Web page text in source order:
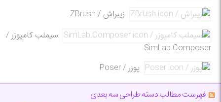
زیبراش / ZBrush
سیملب کامپوزر /
SimLab Composer
پوزر / Poser
فهرست مطالب دسته طراحی سه بعدی